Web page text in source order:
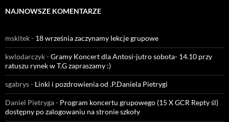
NAJNOWSZE KOMENTARZE
mskitek- 18 września zaczynamy lekcje grupowe
kwlodarczyk-Gramy Koncert dla Antosi-jutro sobota- 14.10 przy
ratuszu rynek w T.G zapraszamy :)
sgabrys- Linki i pozdrowienia od .P.Daniela Pietrygi
Daniel Pietryga- Program koncertu grupowego (15 X GCR Repty śl)
dostępny po zalogowaniu na stronie szkoły